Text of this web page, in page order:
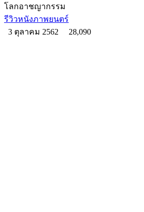
โลกอาชญากรรม
รีวิวหนังภาพยนตร์
3 ตุลาคม 2562
28,090